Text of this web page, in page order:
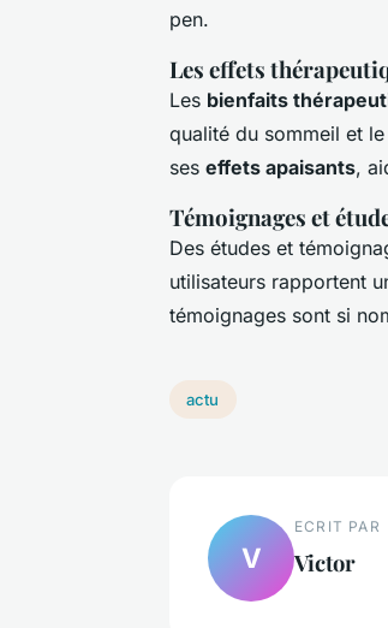
pen.
Les effets
Les bienfaits
qualité du sommeil et
ses effets apaisants,
Témoignages et
Des études et
utilisateurs rapportent
témoignages sont si
actu
V
ECRIT PAR
Victor